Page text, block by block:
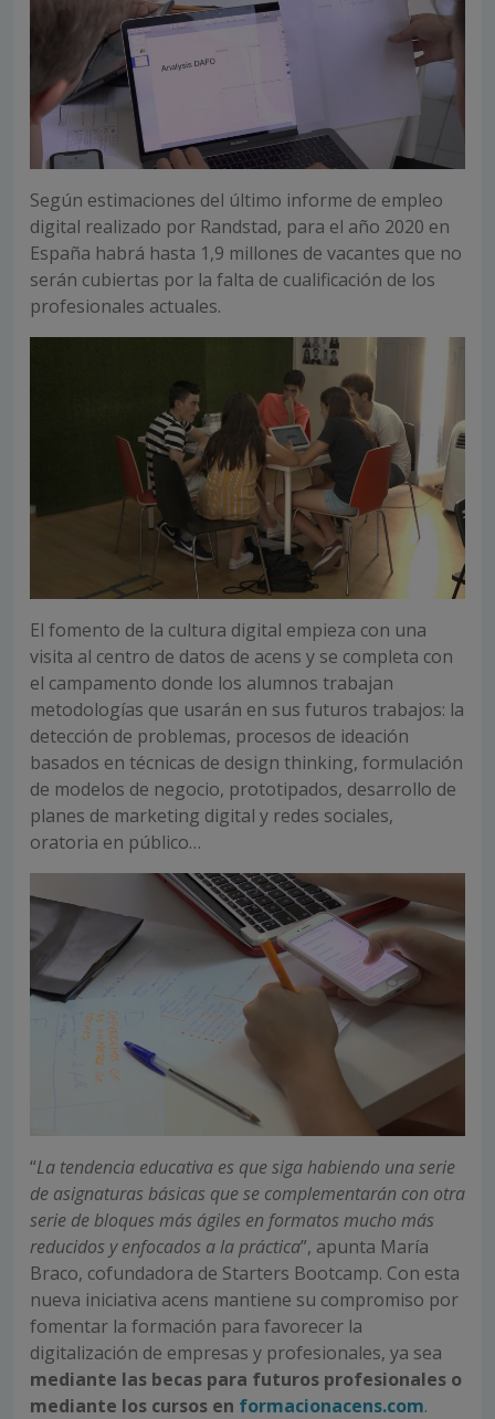
Según estimaciones del último informe de empleo
digital realizado por Randstad, para el año 2020 en
España habrá hasta 1,9 millones de vacantes que no
serán cubiertas por la falta de cualificación de los
profesionales actuales.
El fomento de la cultura digital empieza con una
visita al centro de datos de acens y se completa con
el campamento donde los alumnos trabajan
metodologías que usarán en sus futuros trabajos: la
detección de problemas, procesos de ideación
basados en técnicas de design thinking, formulación
de modelos de negocio, prototipados, desarrollo de
planes de marketing digital y redes sociales,
oratoria en público…
“La tendencia educativa es que siga habiendo una serie
de asignaturas básicas que se complementarán con otra
serie de bloques más ágiles en formatos mucho más
reducidos y enfocados a la práctica”, apunta María
Braco, cofundadora de Starters Bootcamp. Con esta
nueva iniciativa acens mantiene su compromiso por
fomentar la formación para favorecer la
digitalización de empresas y profesionales, ya sea
mediante las becas para futuros profesionales o
mediante los cursos en formacionacens.com.